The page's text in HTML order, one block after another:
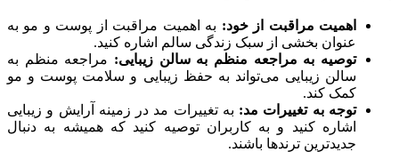
اهمیت مراقبت از خود: به اهمیت مراقبت از پوست و مو به
عنوان بخشی از سبک زندگی سالم اشاره کنید.
توصیه به مراجعه منظم به سالن زیبایی: مراجعه منظم به
سالن زیبایی می‌تواند به حفظ زیبایی و سلامت پوست و مو
کمک کند.
توجه به تغییرات مد: به تغییرات مد در زمینه آرایش و زیبایی
اشاره کنید و به کاربران توصیه کنید که همیشه به دنبال
جدیدترین ترندها باشند.